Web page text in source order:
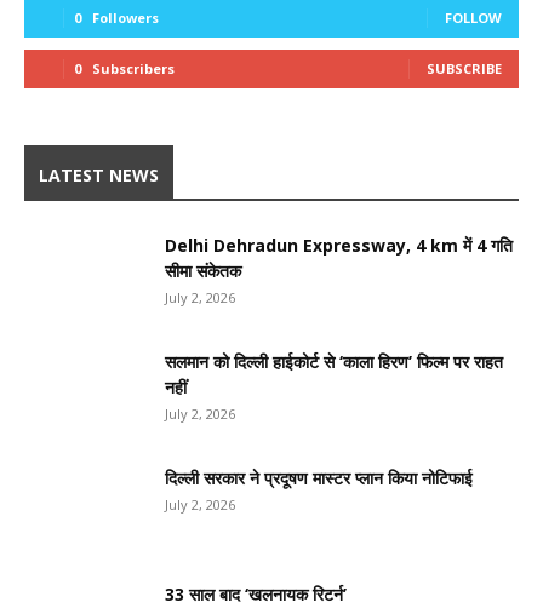
0 Followers FOLLOW
0 Subscribers SUBSCRIBE
LATEST NEWS
Delhi Dehradun Expressway, 4 km में 4 गति
सीमा संकेतक
July 2, 2026
सलमान को दिल्ली हाईकोर्ट से ‘काला हिरण’ फिल्म पर राहत
नहीं
July 2, 2026
दिल्ली सरकार ने प्रदूषण मास्टर प्लान किया नोटिफाई
July 2, 2026
33 साल बाद ‘खलनायक रिटर्न’